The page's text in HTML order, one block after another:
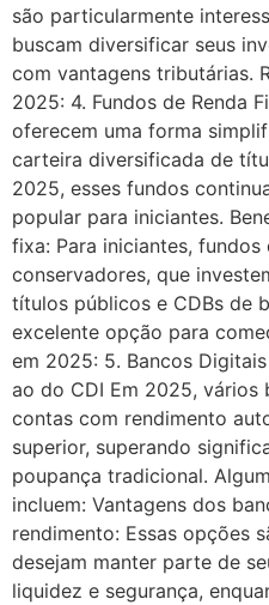
são particularmente
buscam diversificar seus
com vantagens tributárias.
2025: 4. Fundos de Renda
oferecem uma forma
carteira diversificada de
2025, esses fundos
popular para iniciantes.
fixa: Para iniciantes, fundos
conservadores, que
títulos públicos e CDBs de
excelente opção para
em 2025: 5. Bancos
ao do CDI Em 2025, vários
contas com rendimento
superior, superando
poupança tradicional.
incluem: Vantagens dos
rendimento: Essas opções
desejam manter parte de
liquidez e segurança,